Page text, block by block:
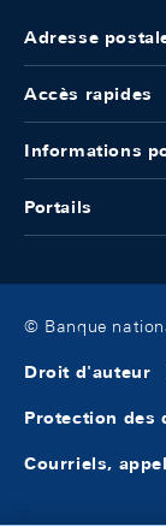
Adresse
Accès rapides
Informations
Portails
© Banque
Droit d'auteur
Protection des
Courriels,